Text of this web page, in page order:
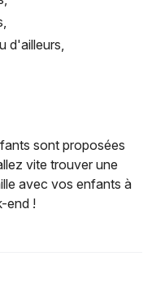
d'ailleurs,
sont proposées
vite trouver une
avec vos enfants à
end !